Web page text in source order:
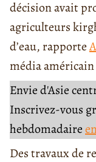
décision avait
agriculteurs
d’eau, rapporte
média
Envie d'Asie
Inscrivez-vous
hebdomadaire
Des travaux de